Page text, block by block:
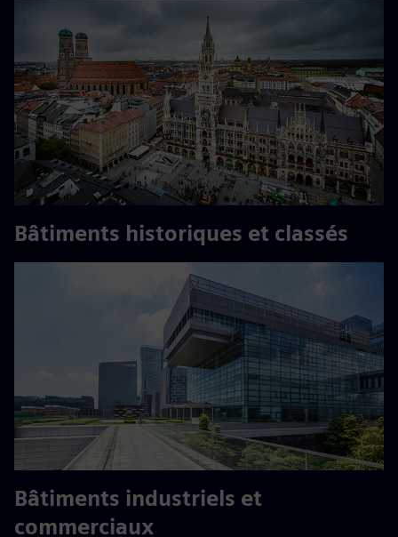
Bâtiments historiques et classés
Bâtiments industriels et
commerciaux